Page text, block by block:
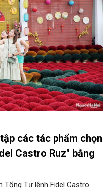
các tác phẩm chọn
Castro Ruz" bằng
Tổng Tư lệnh Fidel Castro